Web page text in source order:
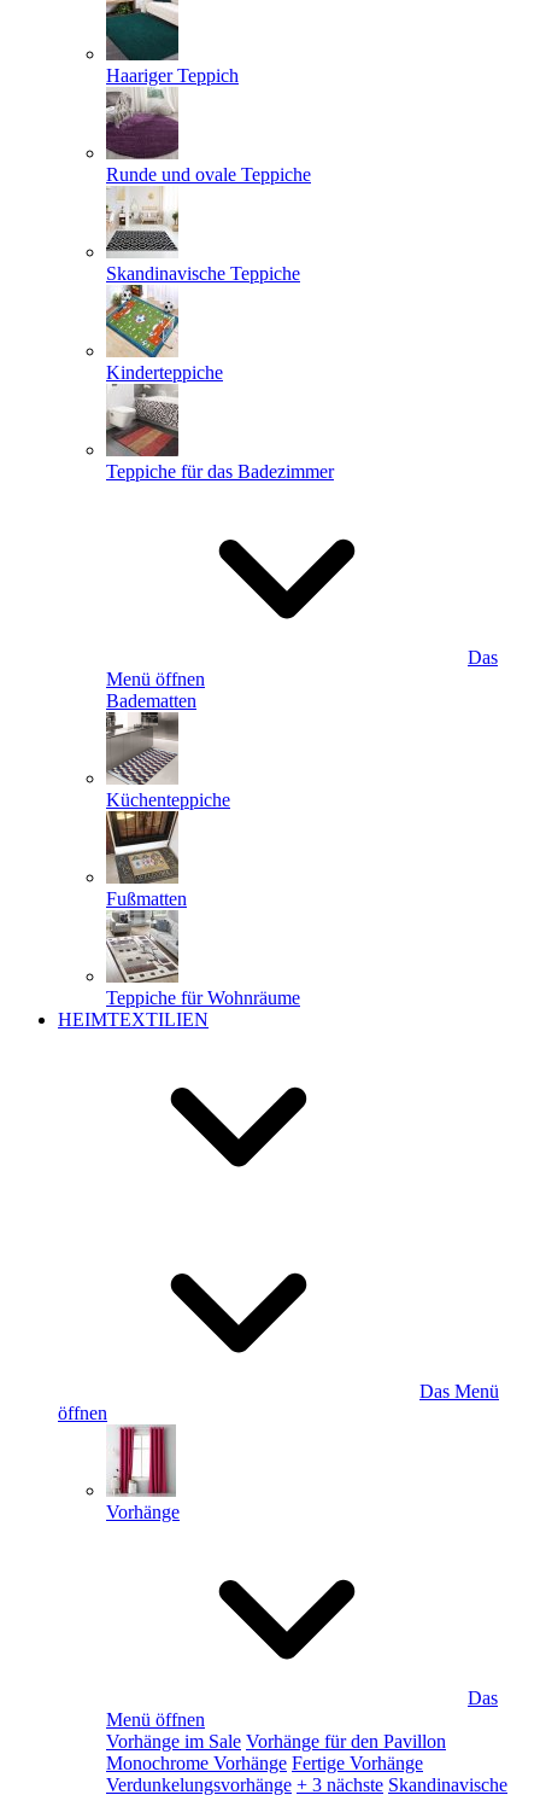
Haariger Teppich
Runde und ovale Teppiche
Skandinavische Teppiche
Kinderteppiche
Teppiche für das Badezimmer
Das
Menü öffnen
Badematten
Küchenteppiche
Fußmatten
Teppiche für Wohnräume
HEIMTEXTILIEN
Das Menü
öffnen
Vorhänge
Das
Menü öffnen
Vorhänge im Sale Vorhänge für den Pavillon
Monochrome Vorhänge Fertige Vorhänge
Verdunkelungsvorhänge + 3 nächste Skandinavische